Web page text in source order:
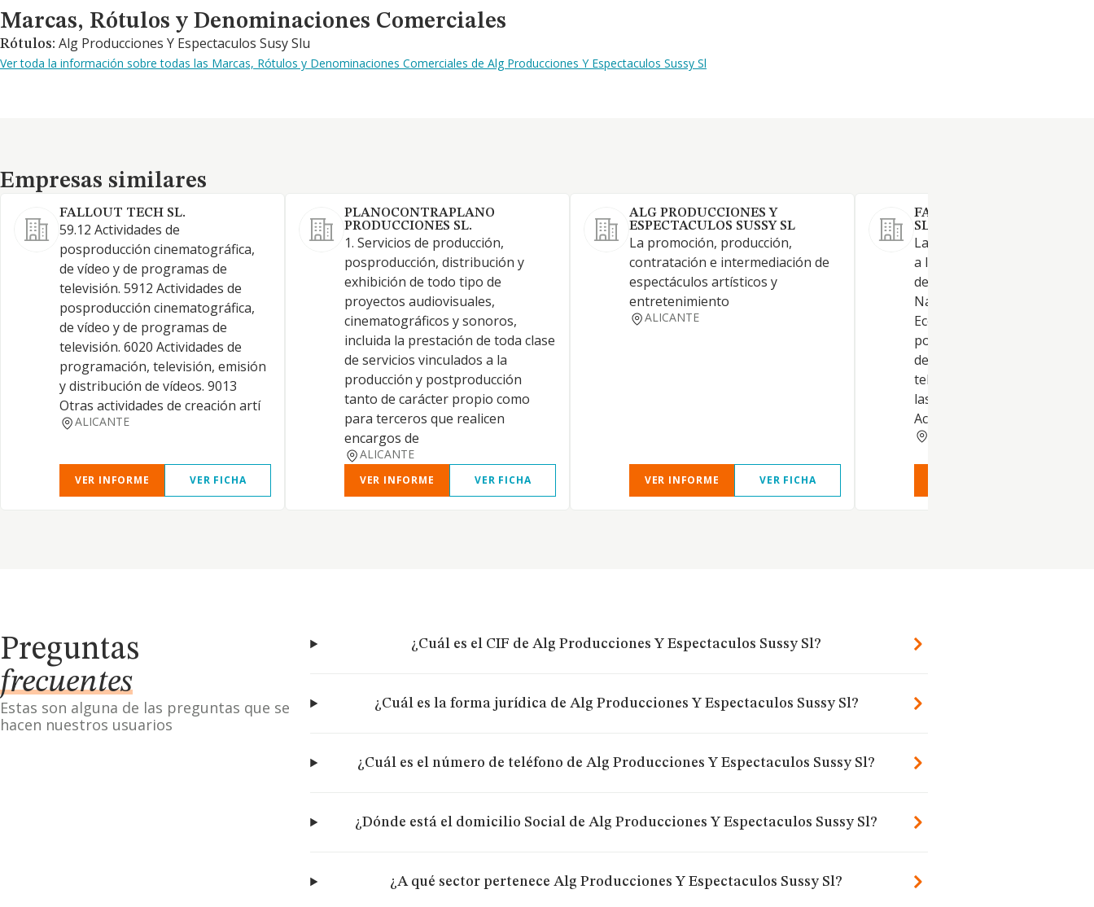
Marcas, Rótulos y Denominaciones Comerciales
Marcas, Rótulos y Denominaciones Comerciales
Rótulos: Alg Producciones Y Espectaculos Susy Slu
Ver toda la información sobre todas las Marcas, Rótulos y Denominaciones Comerciales de Alg Producciones Y Espectaculos Sussy Sl
Empresas similares
Empresas similares
FALLOUT TECH SL.
59.12 Actividades de
posproducción cinematográfica,
de vídeo y de programas de
televisión. 5912 Actividades de
posproducción cinematográfica,
de vídeo y de programas de
televisión. 6020 Actividades de
programación, televisión, emisión
y distribución de vídeos. 9013
Otras actividades de creación artí
ALICANTE
VER INFORME VER FICHA
PLANOCONTRAPLANO
PRODUCCIONES SL.
1. Servicios de producción,
posproducción, distribución y
exhibición de todo tipo de
proyectos audiovisuales,
cinematográficos y sonoros,
incluida la prestación de toda clase
de servicios vinculados a la
producción y postproducción
tanto de carácter propio como
para terceros que realicen
encargos de
ALICANTE
VER INFORME VER FICHA
ALG PRODUCCIONES Y
ESPECTACULOS SUSSY SL
La promoción, producción,
contratación e intermediación de
espectáculos artísticos y
entretenimiento
ALICANTE
VER INFORME VER FICHA
FAST AND BROTHERS
SL.
Las actividades
a los siguientes códigos y
descripciones de la
Nacional de Actividades
Económicas: 59.12 -
posproducción
de vídeo y de programas de
televisión. 73.11 - Actividades
las agencias de publicidad,
Actividades de dis
Preguntas
frecuentes
Estas son alguna de las preguntas que se
hacen nuestros usuarios
¿Cuál es el CIF de Alg Producciones Y Espectaculos Sussy Sl?
¿Cuál es la forma jurídica de Alg Producciones Y Espectaculos Sussy Sl?
¿Cuál es el número de teléfono de Alg Producciones Y Espectaculos Sussy Sl?
¿Dónde está el domicilio Social de Alg Producciones Y Espectaculos Sussy Sl?
¿A qué sector pertenece Alg Producciones Y Espectaculos Sussy Sl?